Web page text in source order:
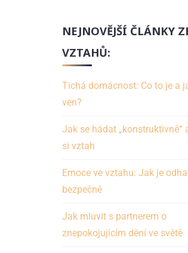
NEJNOVĚJŠÍ ČLÁNKY
VZTAHŮ:
Tichá domácnost: Co to je a
ven?
Jak se hádat „konstruktivně“
si vztah
Emoce ve vztahu: Jak je
bezpečně
Jak mluvit s partnerem o
znepokojujícím dění ve světě